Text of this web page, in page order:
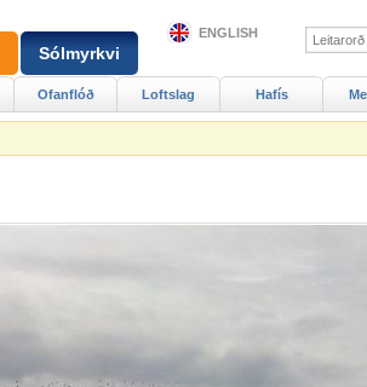
Ofanflóð Loftslag Hafís
Sólmyrkvi
ENGLISH